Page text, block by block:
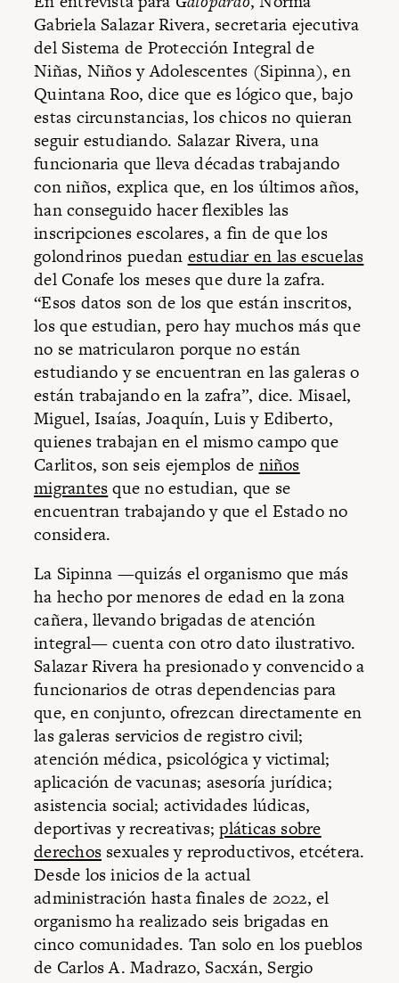
Gabriela Salazar Rivera, secretaria ejecutiva
del Sistema de Protección Integral de
Niñas, Niños y Adolescentes (Sipinna), en
Quintana Roo, dice que es lógico que, bajo
estas circunstancias, los chicos no quieran
seguir estudiando. Salazar Rivera, una
funcionaria que lleva décadas trabajando
con niños, explica que, en los últimos años,
han conseguido hacer flexibles las
inscripciones escolares, a fin de que los
golondrinos puedan estudiar en las escuelas
del Conafe los meses que dure la zafra.
“Esos datos son de los que están inscritos,
los que estudian, pero hay muchos más que
no se matricularon porque no están
estudiando y se encuentran en las galeras o
están trabajando en la zafra”, dice. Misael,
Miguel, Isaías, Joaquín, Luis y Ediberto,
quienes trabajan en el mismo campo que
Carlitos, son seis ejemplos de niños
migrantesque no estudian, que se
encuentran trabajando y que el Estado no
considera.
La Sipinna —quizás el organismo que más
ha hecho por menores de edad en la zona
cañera, llevando brigadas de atención
integral— cuenta con otro dato ilustrativo.
Salazar Rivera ha presionado y convencido a
funcionarios de otras dependencias para
que, en conjunto, ofrezcan directamente en
las galeras servicios de registro civil;
atención médica, psicológica y victimal;
aplicación de vacunas; asesoría jurídica;
asistencia social; actividades lúdicas,
deportivas y recreativas;pláticas sobre
derechos sexuales y reproductivos, etcétera.
Desde los inicios de la actual
administración hasta finales de 2022, el
organismo ha realizado seis brigadas en
cinco comunidades. Tan solo en los pueblos
de Carlos A. Madrazo, Sacxán, Sergio